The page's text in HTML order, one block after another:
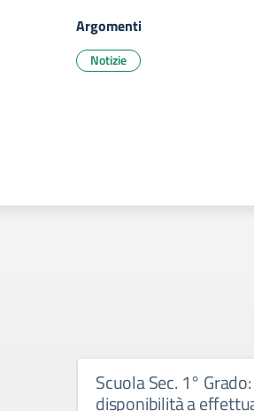
Argomenti
Notizie
Scuola Sec. 1°
disponibilità a